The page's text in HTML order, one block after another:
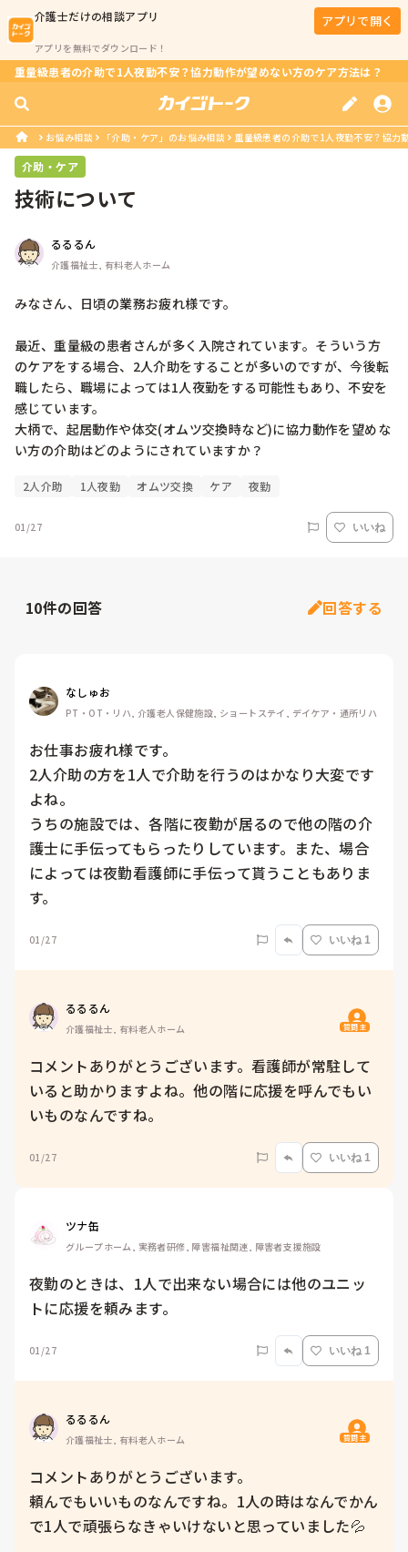
介護士だけの相談アプリ
アプリを無料でダウンロード！
アプリで開く
重量級患者の介助で1人夜勤不安？協力動作が望めない方のケア方法は？
お悩み相談 「介助・ケア」のお悩み相談 重量級患者の介助で1人夜勤不安？協力
介助・ケア
技術について
るるるん
介護福祉士, 有料老人ホーム
みなさん、日頃の業務お疲れ様です。
最近、重量級の患者さんが多く入院されています。そういう方
のケアをする場合、2人介助をすることが多いのですが、今後転
職したら、職場によっては1人夜勤をする可能性もあり、不安を
感じています。
大柄で、起居動作や体交(オムツ交換時など)に協力動作を望めな
い方の介助はどのようにされていますか？
2人介助 1人夜勤 オムツ交換 ケア 夜勤
01/27 いいね
10件の回答 回答する
なしゅお
PT・OT・リハ, 介護老人保健施設, ショートステイ, デイケア・通所リハ
お仕事お疲れ様です。
2人介助の方を1人で介助を行うのはかなり大変です
よね。
うちの施設では、各階に夜勤が居るので他の階の介
護士に手伝ってもらったりしています。また、場合
によっては夜勤看護師に手伝って貰うこともありま
す。
01/27 いいね 1
るるるん
介護福祉士, 有料老人ホーム 質問主
コメントありがとうございます。看護師が常駐して
いると助かりますよね。他の階に応援を呼んでもい
いものなんですね。
01/27 いいね 1
ツナ缶
グループホーム, 実務者研修, 障害福祉関連, 障害者支援施設
夜勤のときは、1人で出来ない場合には他のユニッ
トに応援を頼みます。
01/27 いいね 1
るるるん
介護福祉士, 有料老人ホーム 質問主
コメントありがとうございます。
頼んでもいいものなんですね。1人の時はなんでかん
で1人で頑張らなきゃいけないと思っていました💦